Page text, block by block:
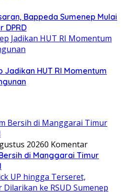
Bappeda Sumenep Mulai
DPRD
Jadikan HUT RI Momentum
20260 Komentar
di Manggarai Timur